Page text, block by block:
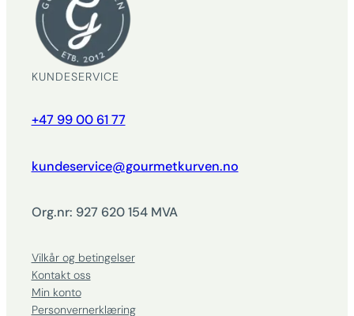
KUNDESERVICE
+47 99 00 61 77
kundeservice@gourmetkurven.no
Org.nr: 927 620 154 MVA
Vilkår og betingelser
Kontakt oss
Min konto
Personvernerklæring